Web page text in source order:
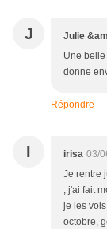
J Julie
Une
donne
Répondre
I irisa 03/
Je rentre
, j'ai fait
je les
octobre,